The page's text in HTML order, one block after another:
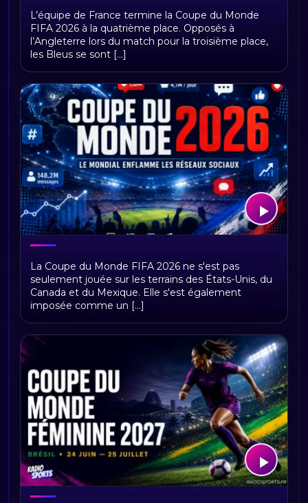
France – Angleterre : les Bleus
terminent quatrièmes de la Coupe du
Monde 2026
L’équipe de France termine la Coupe du Monde
FIFA 2026 à la quatrième place. Opposés à
l’Angleterre lors du match pour la troisième place,
les Bleus se sont [...]
Coupe du Monde 2026 : un Mondial qui
bat aussi des records sur les réseaux
sociaux
La Coupe du Monde FIFA 2026 ne s'est pas
seulement jouée sur les terrains des États-Unis, du
Canada et du Mexique. Elle s'est également
imposée comme un [...]